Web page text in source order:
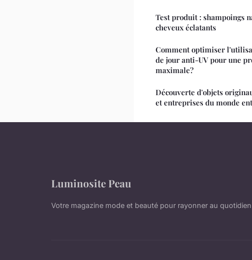
Test produit : shampoings
cheveux éclatants
Comment optimiser
de jour anti-UV pour une
maximale?
Découverte d'objets
et entreprises du monde
Luminosite Peau
Votre magazine mode et beauté pour rayonner au quotidien